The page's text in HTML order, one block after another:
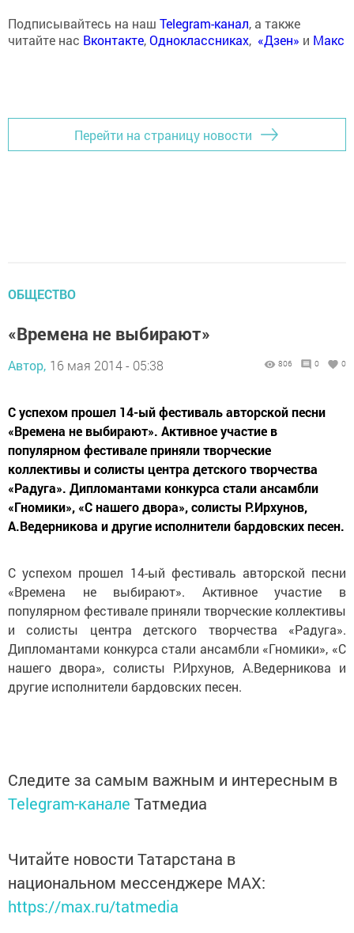
Подписывайтесь на наш Telegram-канал, а также
читайте нас Вконтакте,Одноклассниках, «Дзен» и Макс
Перейти на страницу новости
ОБЩЕСТВО
«Времена не выбирают»
Автор, 16 мая 2014 - 05:38 806 0 0
С успехом прошел 14-ый фестиваль авторской песни
«Времена не выбирают». Активное участие в
популярном фестивале приняли творческие
коллективы и солисты центра детского творчества
«Радуга». Дипломантами конкурса стали ансамбли
«Гномики», «С нашего двора», солисты Р.Ирхунов,
А.Ведерникова и другие исполнители бардовских песен.
С успехом прошел 14-ый фестиваль авторской песни
«Времена не выбирают». Активное участие в
популярном фестивале приняли творческие коллективы
и солисты центра детского творчества «Радуга».
Дипломантами конкурса стали ансамбли «Гномики», «С
нашего двора», солисты Р.Ирхунов, А.Ведерникова и
другие исполнители бардовских песен.
Следите за самым важным и интересным в
Telegram-канале Татмедиа
Читайте новости Татарстана в
национальном мессенджере MАХ:
https://max.ru/tatmedia